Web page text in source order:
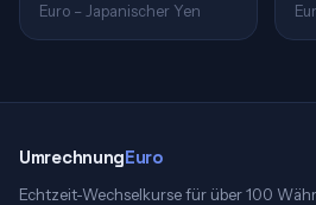
Euro – Japanischer Yen
UmrechnungEuro
Echtzeit-Wechselkurse für über 100